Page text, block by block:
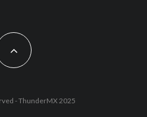
- ThunderMX 2025